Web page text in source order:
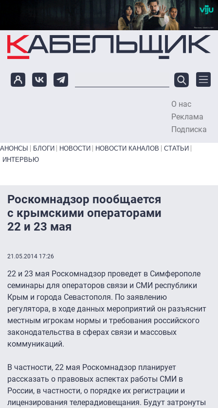
Перейти к основному содержанию
О нас
Реклама
Подписка
Primary links bottom
АНОНСЫ БЛОГИ НОВОСТИ НОВОСТИ КАНАЛОВ
СТАТЬИ
ИНТЕРВЬЮ
Роскомнадзор пообщается
с крымскими операторами
22 и 23 мая
21.05.2014 17:26
22 и 23 мая Роскомнадзор проведет в Симферополе
семинары для операторов связи и СМИ республики
Крым и города Севастополя. По заявлению
регулятора, в ходе данных мероприятий он разъяснит
местным игрокам нормы и требования российского
законодательства в сферах связи и массовых
коммуникаций.
В частности, 22 мая Роскомнадзор планирует
рассказать о правовых аспектах работы СМИ в
России, в частности, о порядке их регистрации и
лицензирования телерадиовещания. Будут затронуты